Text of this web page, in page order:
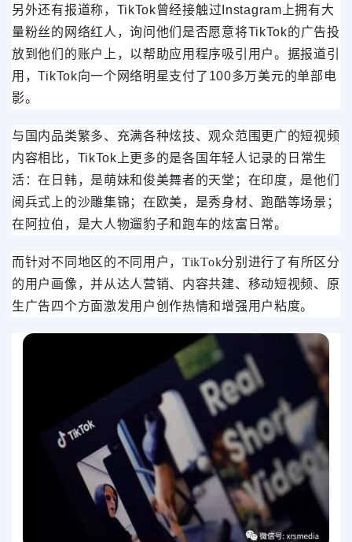
另外还有报道称，TikTok曾经接触过Instagram上拥有大
量粉丝的网络红人，询问他们是否愿意将TikTok的广告投
放到他们的账户上，以帮助应用程序吸引用户。据报道引
用，TikTok向一个网络明星支付了100多万美元的单部电
影。
与国内品类繁多、充满各种炫技、观众范围更广的短视频
内容相比，TikTok上更多的是各国年轻人记录的日常生
活：在日韩，是萌妹和俊美舞者的天堂；在印度，是他们
阅兵式上的沙雕集锦；在欧美，是秀身材、跑酷等场景；
在阿拉伯，是大人物遛豹子和跑车的炫富日常。
而针对不同地区的不同用户，TikTok分别进行了有所区分
的用户画像，并从达人营销、内容共建、移动短视频、原
生广告四个方面激发用户创作热情和增强用户粘度。